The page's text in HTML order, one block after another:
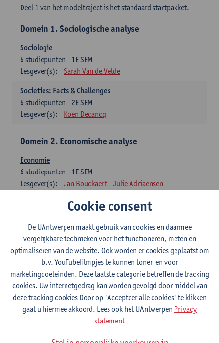
Deel 1 van het modeltraject is het standaard startpakket.
Domein 1. Sociologische analyse
Sociologie
1E SEM
6 studiepunten
Lesgever(s):
Sarah Van de Velde
Societies: Facts & Challenges
2E SEM
6 studiepunten
Lesgever(s):
Koen Decancq
Domein 2. Economische analyse
Economie
1E SEM
6 studiepunten
Lesgever(s):
Jan Bouckaert Julie Adriaensen
Domein 3. Bedrijfseconomie
Accountancy
1E/2E SEM
6studiepunten
Lesgever(s):
Tom Van Caneghem Christine Lippens
Domein 6. Kwantitatieve methoden
Beschrijvende statistiek en kansrekenen
2E SEM
3studiepunten
Stephan Van der Veeken
Cookie consent
De UAntwerpen maakt gebruik van cookies en daarmee
vergelijkbare technieken voor het functioneren, meten en
optimaliseren van de website. Ook worden er cookies geplaatst om
b.v. YouTubefilmpjes te kunnen tonen en voor
marketingdoeleinden. Deze laatste categorie betreffen de tracking
cookies. Uw internetgedrag kan worden gevolgd door middel van
deze tracking cookies Door op 'Accepteer alle cookies' te klikken
gaat u hiermee akkoord. Lees ook het UAntwerpen Privacy
statement